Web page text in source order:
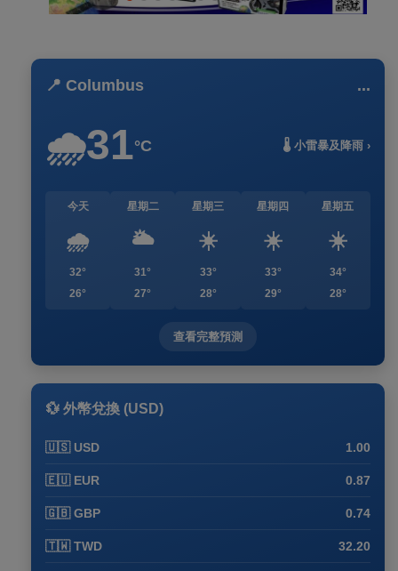
📍 Columbus ...
🌧️31°C 🌡️ 小雷暴及降雨 ›
今天
🌧️
32°
26°
星期二
🌥️
31°
27°
星期三
☀️
33°
28°
星期四
☀️
33°
29°
星期五
☀️
34°
28°
查看完整預測
💱 外幣兌換 (USD)
🇺🇸 USD 1.00
🇪🇺 EUR 0.87
🇬🇧 GBP 0.74
🇹🇼 TWD 32.20